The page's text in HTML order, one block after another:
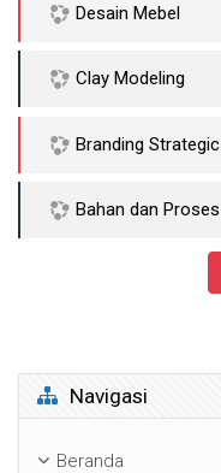
Desain Mebel
Clay Modeling
Branding Strategic
Bahan dan Proses
Abaikan Navigasi
Navigasi
Beranda